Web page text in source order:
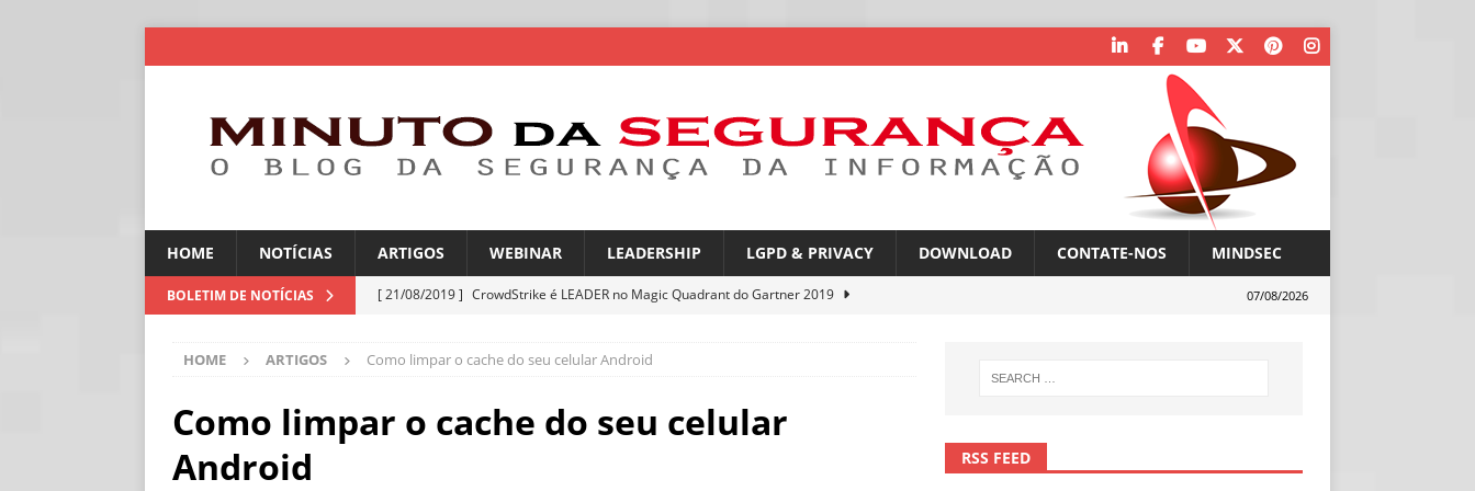
HOME NOTÍCIAS ARTIGOS WEBINAR LEADERSHIP LGPD & PRIVACY DOWNLOAD CONTATE-NOS MINDSEC
BOLETIM DE NOTÍCIAS [ 21/08/2019 ] CrowdStrike é LEADER no Magic Quadrant do Gartner 2019
[ 06/08/2026 ] América Latina é a segunda região mais exposta a ciberameaças
NOTÍCIAS
07/08/2026
HOME ARTIGOS Como limpar o cache do seu celular Android
Como limpar o cache do seu celular
Android
RSS FEED